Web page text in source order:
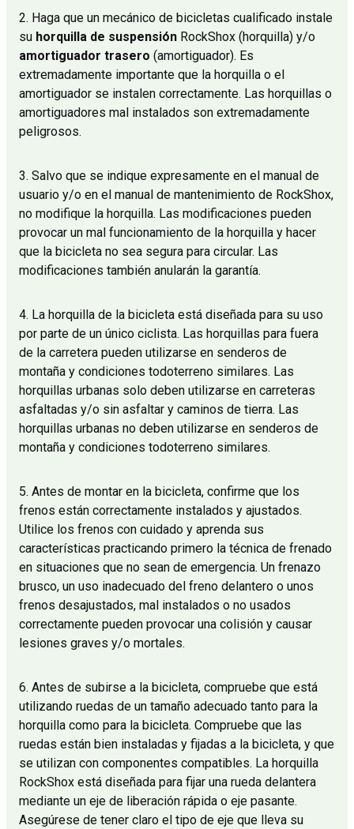
2. Haga que un mecánico de bicicletas cualificado instale
su horquilla de suspensión RockShox (horquilla) y/o
amortiguador trasero (amortiguador). Es
extremadamente importante que la horquilla o el
amortiguador se instalen correctamente. Las horquillas o
amortiguadores mal instalados son extremadamente
peligrosos.
3. Salvo que se indique expresamente en el manual de
usuario y/o en el manual de mantenimiento de RockShox,
no modifique la horquilla. Las modificaciones pueden
provocar un mal funcionamiento de la horquilla y hacer
que la bicicleta no sea segura para circular. Las
modificaciones también anularán la garantía.
4. La horquilla de la bicicleta está diseñada para su uso
por parte de un único ciclista. Las horquillas para fuera
de la carretera pueden utilizarse en senderos de
montaña y condiciones todoterreno similares. Las
horquillas urbanas solo deben utilizarse en carreteras
asfaltadas y/o sin asfaltar y caminos de tierra. Las
horquillas urbanas no deben utilizarse en senderos de
montaña y condiciones todoterreno similares.
5. Antes de montar en la bicicleta, confirme que los
frenos están correctamente instalados y ajustados.
Utilice los frenos con cuidado y aprenda sus
características practicando primero la técnica de frenado
en situaciones que no sean de emergencia. Un frenazo
brusco, un uso inadecuado del freno delantero o unos
frenos desajustados, mal instalados o no usados
correctamente pueden provocar una colisión y causar
lesiones graves y/o mortales.
6. Antes de subirse a la bicicleta, compruebe que está
utilizando ruedas de un tamaño adecuado tanto para la
horquilla como para la bicicleta. Compruebe que las
ruedas están bien instaladas y fijadas a la bicicleta, y que
se utilizan con componentes compatibles. La horquilla
RockShox está diseñada para fijar una rueda delantera
mediante un eje de liberación rápida o eje pasante.
Asegúrese de tener claro el tipo de eje que lleva su